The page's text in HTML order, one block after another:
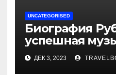
UNCATEGORISED
Биография
успешная
карьера,
знаковые
ДЕК 3, 2023